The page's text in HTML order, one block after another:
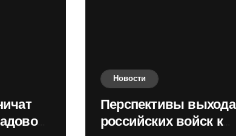
Новости
Перспективы выхода
российских войск к